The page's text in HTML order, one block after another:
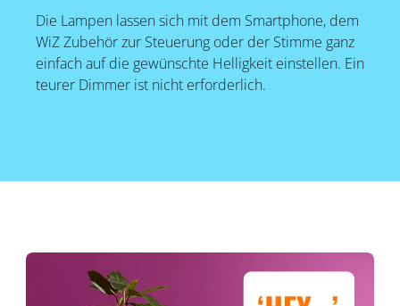
Die Lampen lassen sich mit dem Smartphone, dem
WiZ Zubehör zur Steuerung oder der Stimme ganz
einfach auf die gewünschte Helligkeit einstellen. Ein
teurer Dimmer ist nicht erforderlich.